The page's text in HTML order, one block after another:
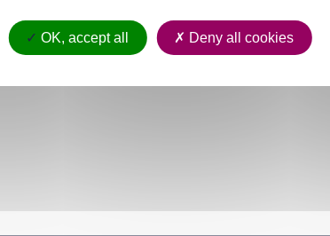
OK, accept all Deny all cookies